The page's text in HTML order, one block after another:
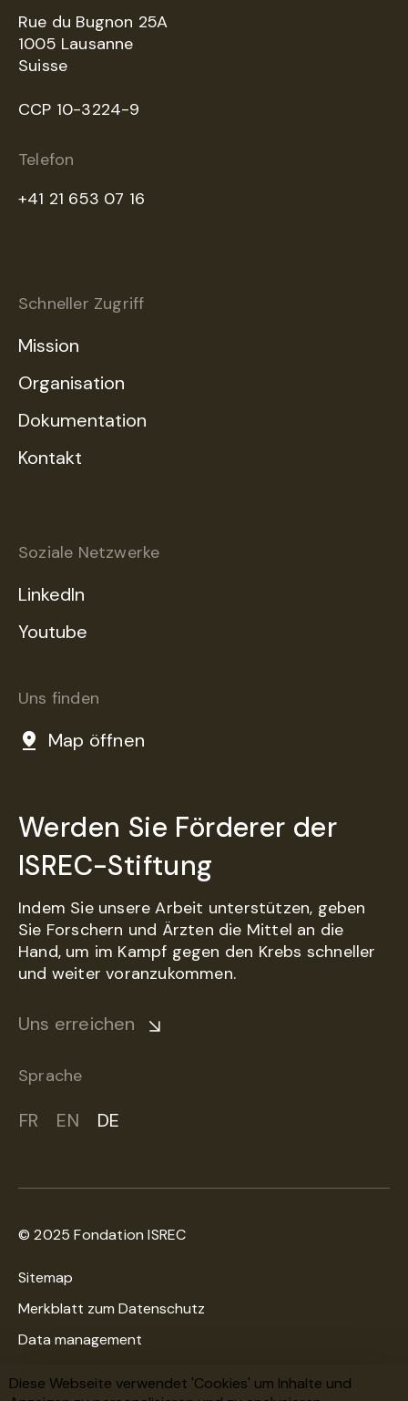
Rue du Bugnon 25A
1005 Lausanne
Suisse
CCP 10-3224-9
Telefon
+41 21 653 07 16
Schneller Zugriff
Mission
Organisation
Dokumentation
Kontakt
Soziale Netzwerke
LinkedIn
Youtube
Uns finden
Map öffnen
Werden Sie Förderer der
ISREC-Stiftung
Indem Sie unsere Arbeit unterstützen, geben
Sie Forschern und Ärzten die Mittel an die
Hand, um im Kampf gegen den Krebs schneller
und weiter voranzukommen.
Uns erreichen
Sprache
FR EN DE
© 2025 Fondation ISREC
Sitemap
Merkblatt zum Datenschutz
Data management
Diese Webseite verwendet 'Cookies' um Inhalte und